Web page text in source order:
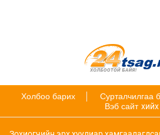
Холбоо барих Сурталчилгаа
Вэб сайт хийх